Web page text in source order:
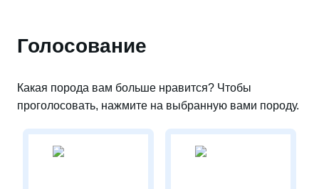
Голосование
Какая порода вам больше нравится? Чтобы
проголосовать, нажмите на выбранную вами породу.